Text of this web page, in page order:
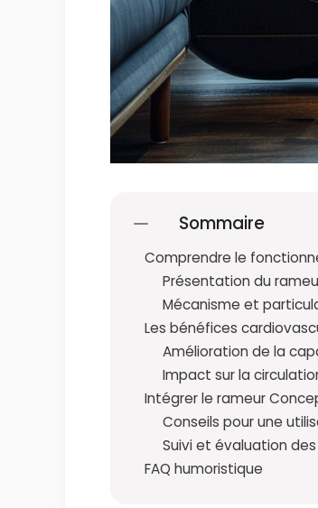
Sommaire
Comprendre le
Présentation du
Mécanisme et
Les bénéfices
Amélioration de la
Impact sur la
Intégrer le rameur
Conseils pour une
Suivi et évaluation
FAQ humoristique